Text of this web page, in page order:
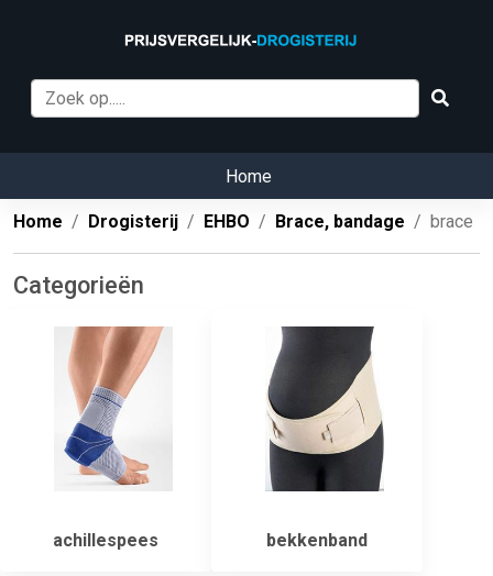
Home
Home Drogisterij EHBO Brace, bandage brace
Categorieën
achillespees bekkenband